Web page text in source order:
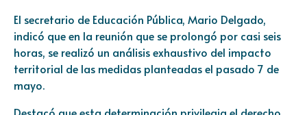
El secretario de Educación Pública, Mario Delgado,
indicó que en la reunión que se prolongó por casi seis
horas, se realizó un análisis exhaustivo del impacto
territorial de las medidas planteadas el pasado 7 de
mayo.